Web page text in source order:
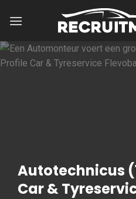
Autotechnicus
Car &